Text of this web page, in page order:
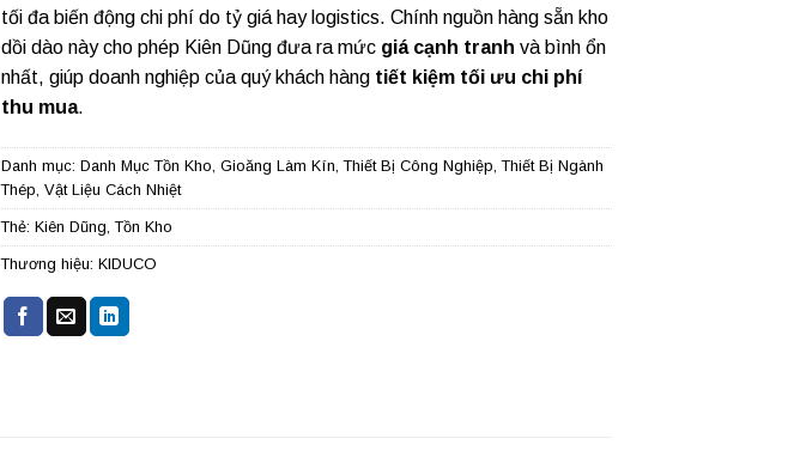
tối đa biến động chi phí do tỷ giá hay logistics. Chính nguồn hàng sẵn kho
dồi dào này cho phép Kiên Dũng đưa ra mức giá cạnh tranh và bình ổn
nhất, giúp doanh nghiệp của quý khách hàng tiết kiệm tối ưu chi phí
thu mua.
Danh mục: Danh Mục Tồn Kho Gioăng Làm Kín ,Thiết Bị Công Nghiệp ,Thiết Bị Ngành
Thép Vật Liệu Cách Nhiệt
Thẻ: Kiên Dũng ,Tồn Kho
Thương hiệu: KIDUCO